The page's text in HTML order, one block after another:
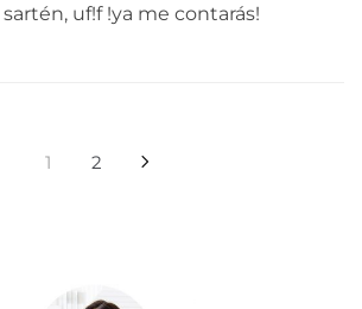
uf!f !ya me contarás!
1 2